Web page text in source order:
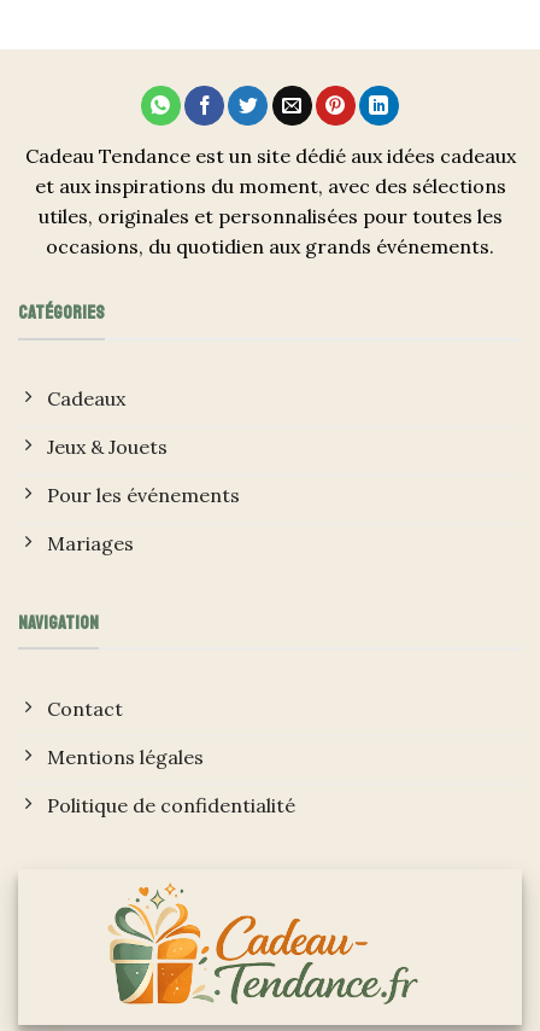
Cadeau Tendance est un site dédié aux idées cadeaux
et aux inspirations du moment, avec des sélections
utiles, originales et personnalisées pour toutes les
occasions, du quotidien aux grands événements.
CATÉGORIES
Cadeaux
Jeux & Jouets
Pour les événements
Mariages
NAVIGATION
Contact
Mentions légales
Politique de confidentialité